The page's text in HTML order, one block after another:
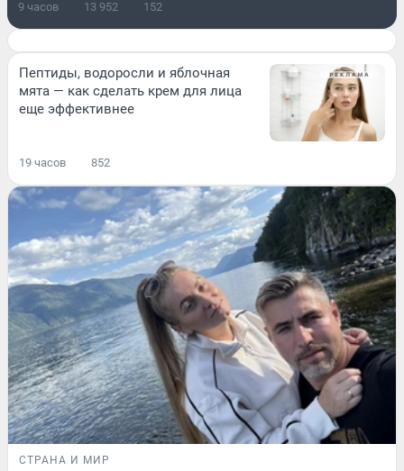
9 часов 13 952 152
Пептиды, водоросли и яблочная
мята — как сделать крем для лица
еще эффективнее
19 часов 852
СТРАНА И МИР